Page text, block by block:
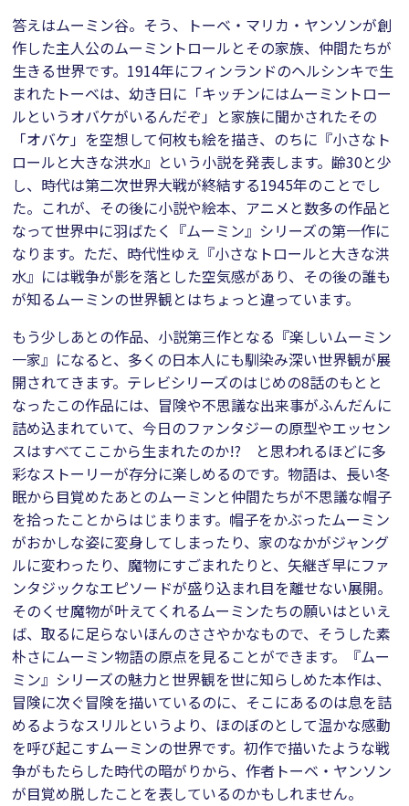
答えはムーミン谷。そう、トーベ・マリカ・ヤンソンが創
作した主人公のムーミントロールとその家族、仲間たちが
生きる世界です。1914年にフィンランドのヘルシンキで生
まれたトーベは、幼き日に「キッチンにはムーミントロー
ルというオバケがいるんだぞ」と家族に聞かされたその
「オバケ」を空想して何枚も絵を描き、のちに『小さなト
ロールと大きな洪水』という小説を発表します。齢30と少
し、時代は第二次世界大戦が終結する1945年のことでし
た。これが、その後に小説や絵本、アニメと数多の作品と
なって世界中に羽ばたく『ムーミン』シリーズの第一作に
なります。ただ、時代性ゆえ『小さなトロールと大きな洪
水』には戦争が影を落とした空気感があり、その後の誰も
が知るムーミンの世界観とはちょっと違っています。
もう少しあとの作品、小説第三作となる『楽しいムーミン
一家』になると、多くの日本人にも馴染み深い世界観が展
開されてきます。テレビシリーズのはじめの8話のもとと
なったこの作品には、冒険や不思議な出来事がふんだんに
詰め込まれていて、今日のファンタジーの原型やエッセン
スはすべてここから生まれたのか!? と思われるほどに多
彩なストーリーが存分に楽しめるのです。物語は、長い冬
眠から目覚めたあとのムーミンと仲間たちが不思議な帽子
を拾ったことからはじまります。帽子をかぶったムーミン
がおかしな姿に変身してしまったり、家のなかがジャング
ルに変わったり、魔物にすごまれたりと、矢継ぎ早にファ
ンタジックなエピソードが盛り込まれ目を離せない展開。
そのくせ魔物が叶えてくれるムーミンたちの願いはといえ
ば、取るに足らないほんのささやかなもので、そうした素
朴さにムーミン物語の原点を見ることができます。『ムー
ミン』シリーズの魅力と世界観を世に知らしめた本作は、
冒険に次ぐ冒険を描いているのに、そこにあるのは息を詰
めるようなスリルというより、ほのぼのとして温かな感動
を呼び起こすムーミンの世界です。初作で描いたような戦
争がもたらした時代の暗がりから、作者トーベ・ヤンソン
が目覚め脱したことを表しているのかもしれません。